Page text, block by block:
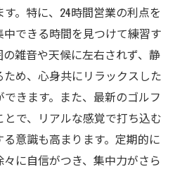
。特に、24時間営業の利点を
できる時間を見つけて練習す
雑音や天候に左右されず、静
め、心身共にリラックスした
きます。また、最新のゴルフ
で、リアルな感覚で打ち込む
意識も高まります。定期的に
に自信がつき、集中力がさら